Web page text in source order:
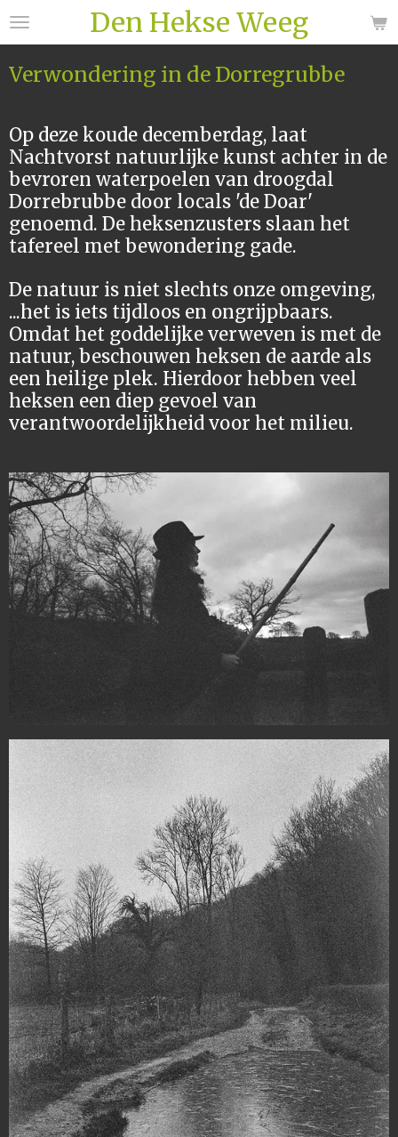
Ga
de
Den Hekse Weeg
Verwondering in de Dorregrubbe
Op deze koude decemberdag, laat
Nachtvorst natuurlijke kunst achter in de
bevroren waterpoelen van droogdal
Dorrebrubbe door locals 'de Doar'
genoemd. De heksenzusters slaan het
tafereel met bewondering gade.
De natuur is niet slechts onze omgeving,
...het is iets tijdloos en ongrijpbaars.
Omdat het goddelijke verweven is met de
natuur, beschouwen heksen de aarde als
een heilige plek. Hierdoor hebben veel
heksen een diep gevoel van
verantwoordelijkheid voor het milieu.